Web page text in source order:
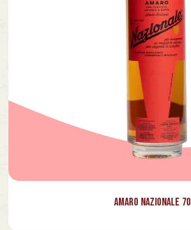
Amaro Nazionale